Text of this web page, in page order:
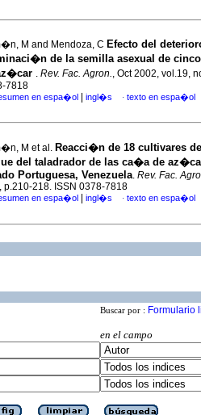
M and Mendoza, C Efecto del
de la semilla asexual de
. Rev. Fac. Agron., Oct 2002, vol.19,
7818
en espa�ol ingl�s · texto en espa�ol
M et al. Reacci�n de 18 cultivares
del taladrador de las ca�a de
Portuguesa, Venezuela. Rev. Fac.
p.210-218. ISSN 0378-7818
en espa�ol ingl�s · texto en espa�ol
Buscar por : Formulario
en el campo